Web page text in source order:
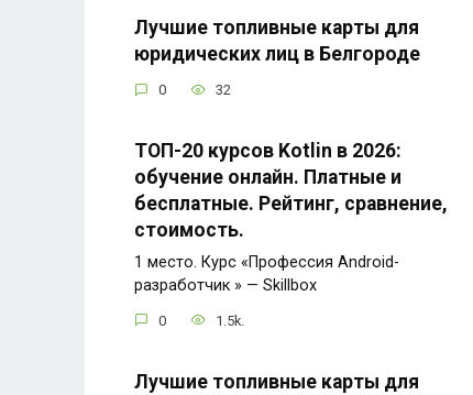
Лучшие топливные карты для
юридических лиц в Белгороде
0 32
ТОП-20 курсов Kotlin в 2026:
обучение онлайн. Платные и
бесплатные. Рейтинг, сравнение,
стоимость.
1 место. Курс «Профессия Android-
разработчик » — Skillbox
0 1.5k.
Лучшие топливные карты для